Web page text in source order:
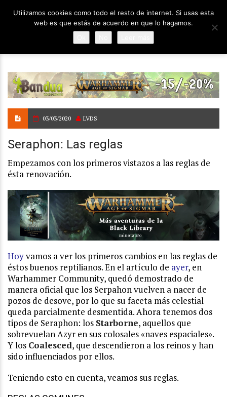
03/03/2020 LVDS
Seraphon: Las reglas
Empezamos con los primeros vistazos a las reglas de
ésta renovación.
Hoyvamos a ver los primeros cambios en las reglas de
éstos buenos reptilianos. En el artículo de ayer, en
Warhammer Community, quedó demostrado de
manera oficial que los Serpahon vuelven a nacer de
pozos de desove, por lo que su faceta más celestial
queda parcialmente desmentida. Ahora tenemos dos
tipos de Seraphon: los Starborne, aquellos que
sobrevuelan Azyr en sus colosales «naves espaciales».
Y los Coalesced, que descendieron a los reinos y han
sido influenciados por ellos.
Teniendo esto en cuenta, veamos sus reglas.
Utilizamos cookies como todo el resto de internet. Si usas esta
web es que estás de acuerdo en que lo hagamos.